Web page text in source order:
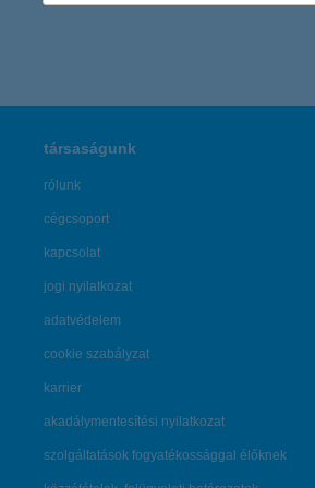
társaságunk
rólunk
cégcsoport
kapcsolat
jogi nyilatkozat
adatvédelem
cookie szabályzat
karrier
akadálymentesítési nyilatkozat
szolgáltatások fogyatékossággal élőknek